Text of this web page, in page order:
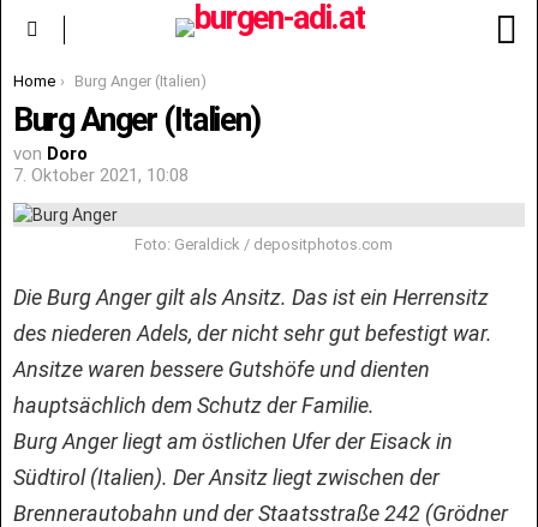
You are here:
Home Burg Anger (Italien)
Burg Anger (Italien)
von Doro
7. Oktober 2021, 10:08
Foto: Geraldick / depositphotos.com
Die Burg Anger gilt als Ansitz. Das ist ein Herrensitz
des niederen Adels, der nicht sehr gut befestigt war.
Ansitze waren bessere Gutshöfe und dienten
hauptsächlich dem Schutz der Familie.
Burg Anger liegt am östlichen Ufer der Eisack in
Südtirol (Italien). Der Ansitz liegt zwischen der
Brennerautobahn und der Staatsstraße 242 (Grödner